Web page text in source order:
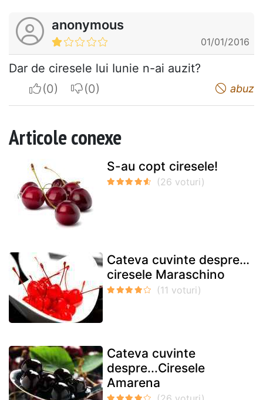
anonymous
01/01/2016
Dar de ciresele lui Iunie n-ai auzit?
I apreciateI do not appreciate abuz
Articole conexe
S-au copt ciresele!
Cateva cuvinte despre…
ciresele Maraschino
Cateva cuvinte
despre...Ciresele
Amarena